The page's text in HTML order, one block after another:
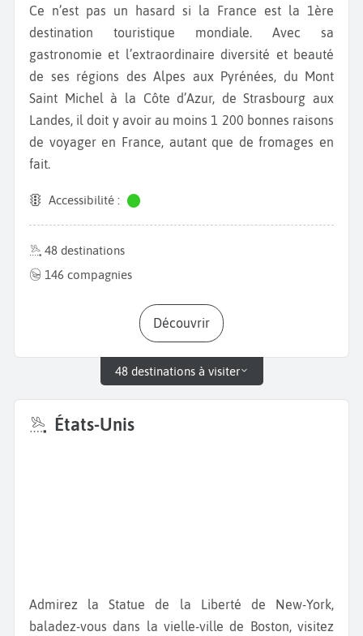
Ce n’est pas un hasard si la France est la 1ère
destination touristique mondiale. Avec sa
gastronomie et l’extraordinaire diversité et beauté
de ses régions des Alpes aux Pyrénées, du Mont
Saint Michel à la Côte d’Azur, de Strasbourg aux
Landes, il doit y avoir au moins 1 200 bonnes raisons
de voyager en France, autant que de fromages en
fait.
Accessibilité :
48 destinations
146 compagnies
Découvrir
48 destinations à visiter
États-Unis
Admirez la Statue de la Liberté de New-York,
baladez-vous dans la vielle-ville de Boston, visitez